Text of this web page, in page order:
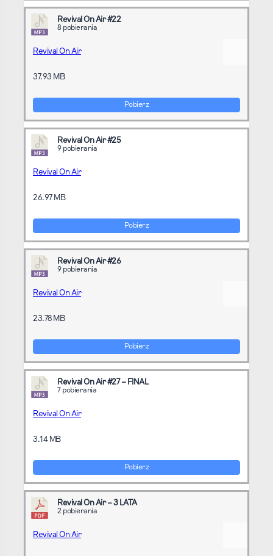
Revival On Air #22
8 pobierania
Revival On Air
37.93 MB
Pobierz
Revival On Air #25
9 pobierania
Revival On Air
26.97 MB
Pobierz
Revival On Air #26
9 pobierania
Revival On Air
23.78 MB
Pobierz
Revival On Air #27 – FINAL
7 pobierania
Revival On Air
3.14 MB
Pobierz
Revival On Air – 3 LATA
2 pobierania
Revival On Air